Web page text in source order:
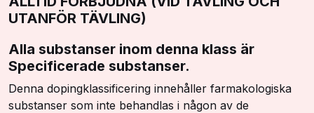
UTANFÖR TÄVLING)
Alla substanser inom denna klass är
Specificerade substanser.
Denna dopingklassificering innehåller farmakologiska
substanser som inte behandlas i någon av de